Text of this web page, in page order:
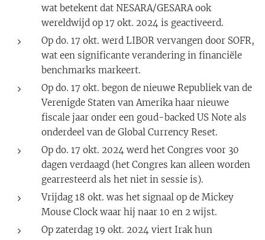
wat betekent dat NESARA/GESARA ook
wereldwijd op 17 okt. 2024 is geactiveerd.
Op do. 17 okt. werd LIBOR vervangen door SOFR,
wat een significante verandering in financiële
benchmarks markeert.
Op do. 17 okt. begon de nieuwe Republiek van de
Verenigde Staten van Amerika haar nieuwe
fiscale jaar onder een goud-backed US Note als
onderdeel van de Global Currency Reset.
Op do. 17 okt. 2024 werd het Congres voor 30
dagen verdaagd (het Congres kan alleen worden
gearresteerd als het niet in sessie is).
Vrijdag 18 okt. was het signaal op de Mickey
Mouse Clock waar hij naar 10 en 2 wijst.
Op zaterdag 19 okt. 2024 viert Irak hun